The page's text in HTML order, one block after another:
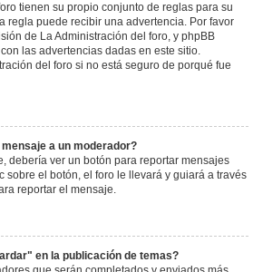
tienen su propio conjunto de reglas para su
regla puede recibir una advertencia. Por favor
de La Administración del foro, y phpBB
las advertencias dadas en este sitio.
del foro si no está seguro de porqué fue
a un moderador?
debería ver un botón para reportar mensajes
sobre el botón, el foro le llevará y guiará a través
reportar el mensaje.
en la publicación de temas?